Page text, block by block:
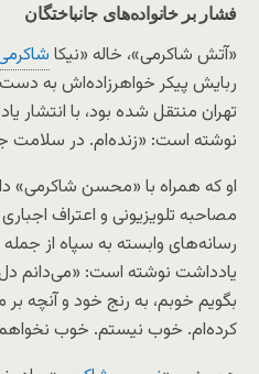
فشار بر خانواده‌های جانباختگان
«آتش شاکرمی»، خاله «نیکا
ربایش پیکر خواهرزاده‌اش به
تهران منتقل شده بود، با انتشار
نوشته است: «زنده‌ام. در
او که همراه با «محسن شاکرمی»
مصاحبه تلویزیونی و اعتراف
رسانه‌های وابسته به سپاه از جمله
یادداشت نوشته است: «می‌دانم
بگویم خوبم، به رنج خود و آنچه
کرده‌ام. خوب نیستم. خوب